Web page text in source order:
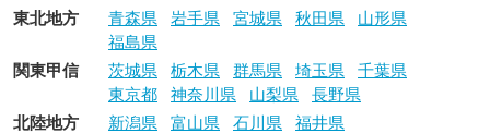
東北地方
青森県 岩手県 宮城県 秋田県
山形県
福島県
関東甲信
茨城県 栃木県 群馬県 埼玉県
千葉県
東京都
神奈川県 山梨県
長野県
北陸地方
新潟県 富山県 石川県
福井県